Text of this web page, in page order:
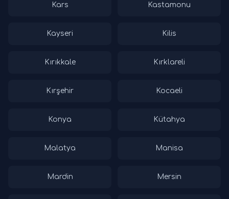
Kars Kastamonu
Kayseri Kilis
Kırıkkale Kırklareli
Kırşehir Kocaeli
Konya Kütahya
Malatya Manisa
Mardin Mersin